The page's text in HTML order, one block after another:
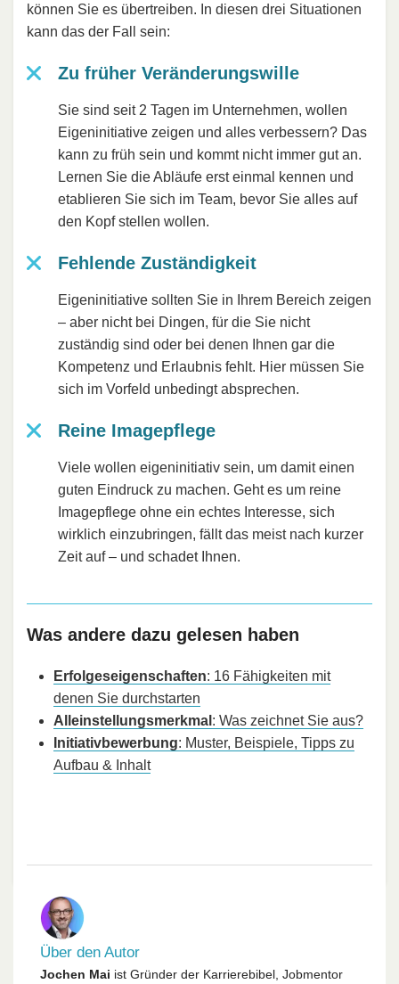
können Sie es übertreiben. In diesen drei Situationen
kann das der Fall sein:
Zu früher Veränderungswille
Sie sind seit 2 Tagen im Unternehmen, wollen
Eigeninitiative zeigen und alles verbessern? Das
kann zu früh sein und kommt nicht immer gut an.
Lernen Sie die Abläufe erst einmal kennen und
etablieren Sie sich im Team, bevor Sie alles auf
den Kopf stellen wollen.
Fehlende Zuständigkeit
Eigeninitiative sollten Sie in Ihrem Bereich zeigen
– aber nicht bei Dingen, für die Sie nicht
zuständig sind oder bei denen Ihnen gar die
Kompetenz und Erlaubnis fehlt. Hier müssen Sie
sich im Vorfeld unbedingt absprechen.
Reine Imagepflege
Viele wollen eigeninitiativ sein, um damit einen
guten Eindruck zu machen. Geht es um reine
Imagepflege ohne ein echtes Interesse, sich
wirklich einzubringen, fällt das meist nach kurzer
Zeit auf – und schadet Ihnen.
Was andere dazu gelesen haben
Erfolgeseigenschaften: 16 Fähigkeiten mit
denen Sie durchstarten
Alleinstellungsmerkmal : Was zeichnet Sie aus?
Initiativbewerbung: Muster, Beispiele, Tipps zu
Aufbau & Inhalt
Über den Autor
Jochen Mai ist Gründer der Karrierebibel, Jobmentor